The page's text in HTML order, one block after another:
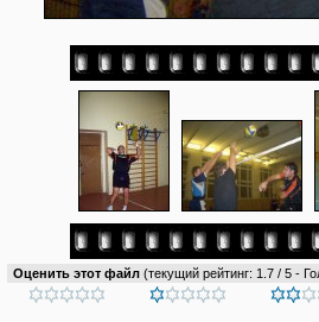
Оценить этот файл (текущий рейтинг: 1.7 / 5 -